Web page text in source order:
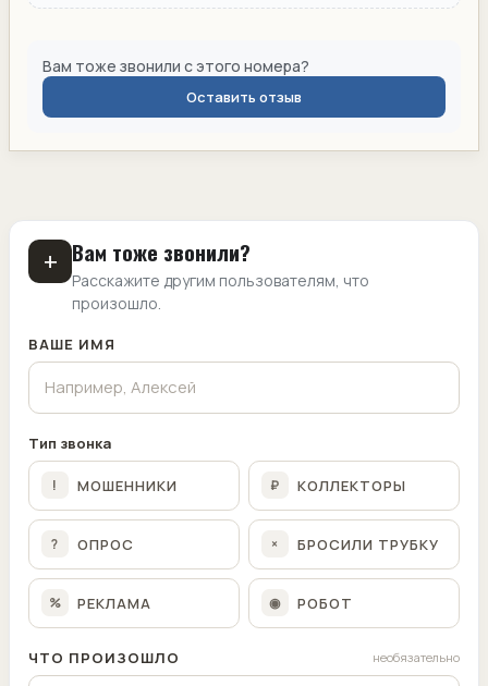
Вам тоже звонили с этого номера?
Оставить отзыв
+ Вам тоже звонили?
Расскажите другим пользователям, что
произошло.
ВАШЕ ИМЯ
Тип звонка
! МОШЕННИКИ ₽ КОЛЛЕКТОРЫ
? ОПРОС × БРОСИЛИ ТРУБКУ
% РЕКЛАМА ◉ РОБОТ
ЧТО ПРОИЗОШЛО необязательно